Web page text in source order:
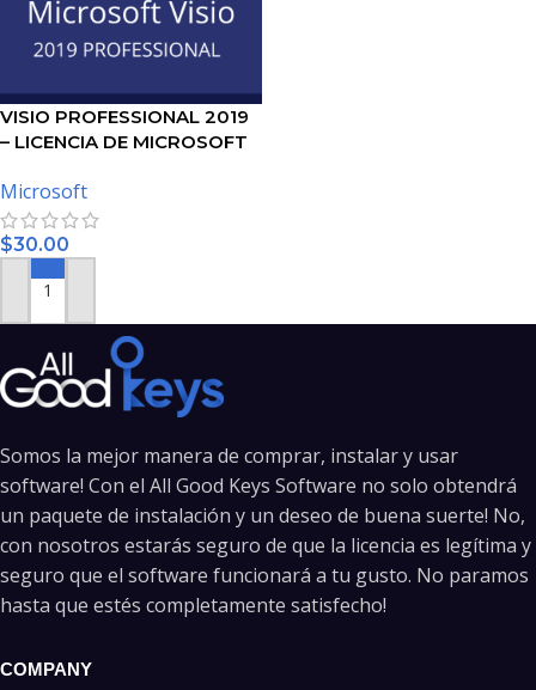
VISIO PROFESSIONAL 2019
– LICENCIA DE MICROSOFT
Microsoft
$30.00
AÑADIR AL CARRITO
Somos la mejor manera de comprar, instalar y usar
software! Con el All Good Keys Software no solo obtendrá
un paquete de instalación y un deseo de buena suerte! No,
con nosotros estarás seguro de que la licencia es legítima y
seguro que el software funcionará a tu gusto. No paramos
hasta que estés completamente satisfecho!
COMPANY